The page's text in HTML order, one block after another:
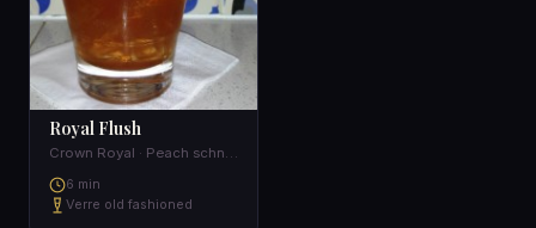
Royal Flush
Crown Royal · Peach schnapps · Chambord raspberry liqueur · Cranberry juice
6 min
Verre old fashioned